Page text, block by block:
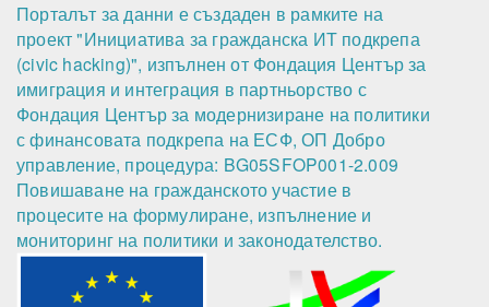
Порталът за данни е създаден в рамките на
проект "Инициатива за гражданска ИТ подкрепа
(civic hacking)", изпълнен от Фондация Център за
имиграция и интеграция в партньорство с
Фондация Център за модернизиране на политики
с финансовата подкрепа на ЕСФ, ОП Добро
управление, процедура: BG05SFOP001-2.009
Повишаване на гражданското участие в
процесите на формулиране, изпълнение и
мониторинг на политики и законодателство.